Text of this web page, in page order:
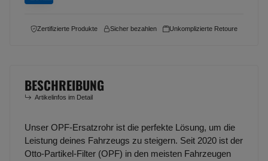
Zertifizierte Produkte Sicher bezahlen Unkomplizierte Retoure
BESCHREIBUNG
Artikelinfos im Detail
Unser OPF-Ersatzrohr ist die perfekte Lösung, um die
Leistung deines Fahrzeugs zu steigern. Seit 2020 ist der
Otto-Partikel-Filter (OPF) in den meisten Fahrzeugen